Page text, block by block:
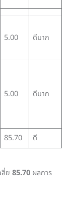
5.00 ดีมาก
5.00 ดีมาก
85.70 ดี
ย 85.70 ผลการ